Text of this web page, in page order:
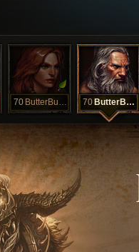
70 ButterButtBr 70 ButterButtBr